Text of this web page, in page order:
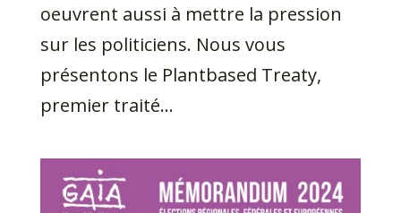
oeuvrent aussi à mettre la pression
sur les politiciens. Nous vous
présentons le Plantbased Treaty,
premier traité...